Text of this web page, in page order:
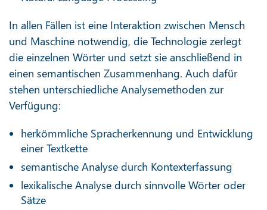
In allen Fällen ist eine Interaktion zwischen Mensch
und Maschine notwendig, die Technologie zerlegt
die einzelnen Wörter und setzt sie anschließend in
einen semantischen Zusammenhang. Auch dafür
stehen unterschiedliche Analysemethoden zur
Verfügung:
herkömmliche Spracherkennung und Entwicklung
einer Textkette
semantische Analyse durch Kontexterfassung
lexikalische Analyse durch sinnvolle Wörter oder
Sätze